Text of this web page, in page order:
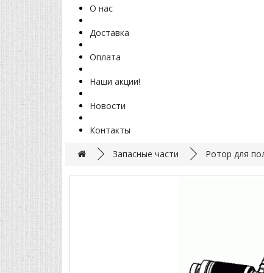
О нас
Доставка
Оплата
Наши акции!
Новости
Контакты
Запасные части Ротор для